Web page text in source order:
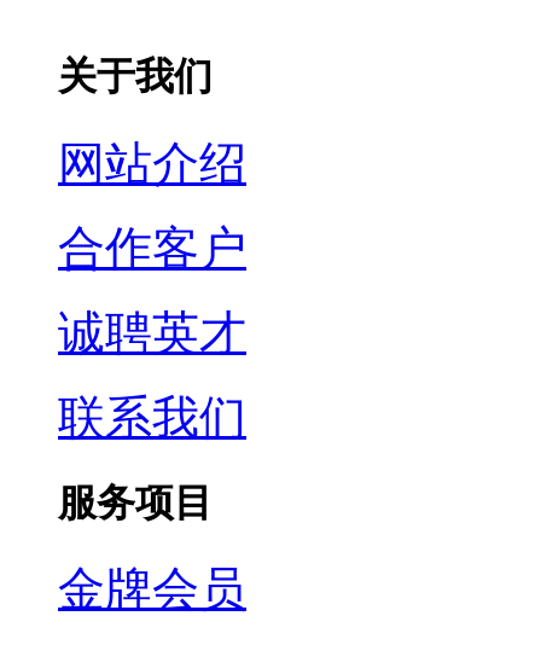
关于我们
网站介绍
合作客户
诚聘英才
联系我们
服务项目
金牌会员